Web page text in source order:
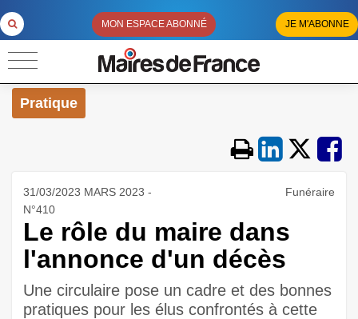
MON ESPACE ABONNÉ JE M'ABONNE
Pratique
31/03/2023 MARS 2023 -
N°410
Funéraire
Le rôle du maire dans
l'annonce d'un décès
Une circulaire pose un cadre et des bonnes
pratiques pour les élus confrontés à cette